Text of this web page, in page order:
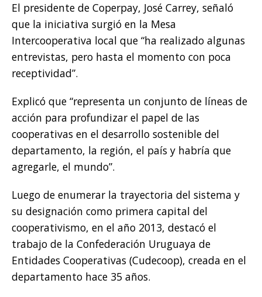
El presidente de Coperpay, José Carrey, señaló
que la iniciativa surgió en la Mesa
Intercooperativa local que “ha realizado algunas
entrevistas, pero hasta el momento con poca
receptividad”.
Explicó que “representa un conjunto de líneas de
acción para profundizar el papel de las
cooperativas en el desarrollo sostenible del
departamento, la región, el país y habría que
agregarle, el mundo”.
Luego de enumerar la trayectoria del sistema y
su designación como primera capital del
cooperativismo, en el año 2013, destacó el
trabajo de la Confederación Uruguaya de
Entidades Cooperativas (Cudecoop), creada en el
departamento hace 35 años.